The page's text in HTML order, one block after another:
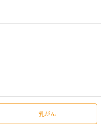
乳がん